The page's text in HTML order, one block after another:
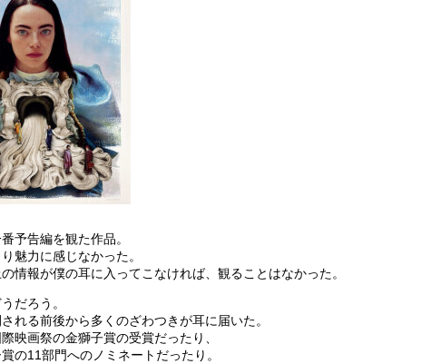
予告編を観た作品。
魅力に感じなかった。
情報が僕の耳に入ってこなければ、観ることはなかった。
だろう。
れる前後から多くのざわつきが耳に届いた。
映画祭の金獅子賞の受賞だったり、
の11部門へのノミネートだったり。